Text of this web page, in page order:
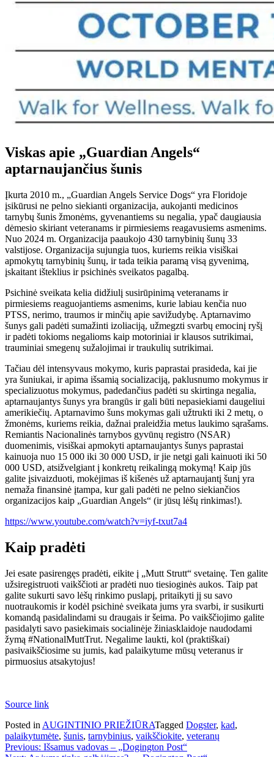
Viskas apie „Guardian Angels“
aptarnaujančius šunis
Įkurta 2010 m., „Guardian Angels Service Dogs“ yra Floridoje
įsikūrusi ne pelno siekianti organizacija, aukojanti medicinos
tarnybų šunis žmonėms, gyvenantiems su negalia, ypač daugiausia
dėmesio skiriant veteranams ir pirmiesiems reagavusiems asmenims.
Nuo 2024 m. Organizacija paaukojo 430 tarnybinių šunų 33
valstijose. Organizacija sujungia tuos, kuriems reikia visiškai
apmokytų tarnybinių šunų, ir tada teikia paramą visą gyvenimą,
įskaitant išteklius ir psichinės sveikatos pagalbą.
Psichinė sveikata kelia didžiulį susirūpinimą veteranams ir
pirmiesiems reaguojantiems asmenims, kurie labiau kenčia nuo
PTSS, nerimo, traumos ir minčių apie savižudybę. Aptarnavimo
šunys gali padėti sumažinti izoliaciją, užmegzti svarbų emocinį ryšį
ir padėti tokioms negalioms kaip motoriniai ir klausos sutrikimai,
trauminiai smegenų sužalojimai ir traukulių sutrikimai.
Tačiau dėl intensyvaus mokymo, kuris paprastai prasideda, kai jie
yra šuniukai, ir apima išsamią socializaciją, paklusnumo mokymus ir
specializuotus mokymus, padedančius padėti su skirtinga negalia,
aptarnaujantys šunys yra brangūs ir gali būti nepasiekiami daugeliui
amerikiečių. Aptarnavimo šuns mokymas gali užtrukti iki 2 metų, o
žmonėms, kuriems reikia, dažnai praleidžia metus laukimo sąrašams.
Remiantis Nacionalinės tarnybos gyvūnų registro (NSAR)
duomenimis, visiškai apmokyti aptarnaujantys šunys paprastai
kainuoja nuo 15 000 iki 30 000 USD, ir jie netgi gali kainuoti iki 50
000 USD, atsižvelgiant į konkretų reikalingą mokymą! Kaip jūs
galite įsivaizduoti, mokėjimas iš kišenės už aptarnaujantį šunį yra
nemaža finansinė įtampa, kur gali padėti ne pelno siekiančios
organizacijos kaip „Guardian Angels“ (ir jūsų lėšų rinkimas!).
https://www.youtube.com/watch?v=iyf-txut7a4
Kaip pradėti
Jei esate pasirengęs pradėti, eikite į „Mutt Strutt“ svetainę. Ten galite
užsiregistruoti vaikščioti ar pradėti nuo tiesioginės aukos. Taip pat
galite sukurti savo lėšų rinkimo puslapį, pritaikyti jį su savo
nuotraukomis ir kodėl psichinė sveikata jums yra svarbi, ir susikurti
komandą pasidalindami su draugais ir šeima. Po vaikščiojimo galite
pasidalyti savo pasiekimais socialinėje žiniasklaidoje naudodami
žymą #NationalMuttTrut. Negalime laukti, kol (praktiškai)
pasivaikščiosime su jumis, kad palaikytume mūsų veteranus ir
pirmuosius atsakytojus!
Source link
Posted in AUGINTINIO PRIEŽIŪRATagged Dogster, kad,
palaikytumėte, šunis, tarnybinius, vaikščiokite, veteranų
Navigacija
Previous: Išsamus vadovas – „Dogington Post“